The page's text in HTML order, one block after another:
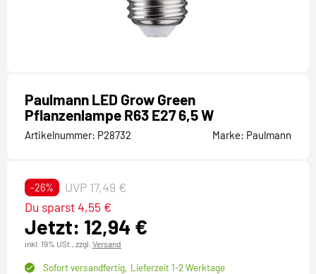
Paulmann LED Grow Green
Pflanzenlampe R63 E27 6,5 W
Artikelnummer: P28732 Marke: Paulmann
-26% UVP 17,49 €
Jetzt: 12,94 €
Du sparst 4,55 €
inkl. 19% USt., zzgl. Versand
Sofort versandfertig, Lieferzeit 1-2 Werktage